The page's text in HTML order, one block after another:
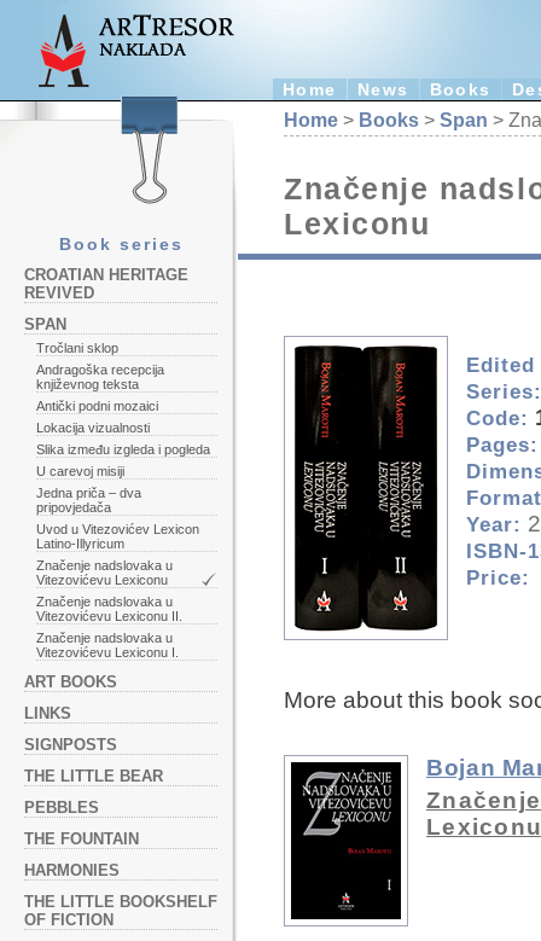
Home News Books
Book series
CROATIAN HERITAGE
REVIVED
SPAN
Tročlani sklop
Andragoška recepcija
književnog teksta
Antički podni mozaici
Lokacija vizualnosti
Slika između izgleda i pogleda
U carevoj misiji
Jedna priča – dva
pripovjedača
Uvod u Vitezovićev Lexicon
Latino-Illyricum
Značenje nadslovaka u
Vitezovićevu Lexiconu
Značenje nadslovaka u
Vitezovićevu Lexiconu II.
Značenje nadslovaka u
Vitezovićevu Lexiconu I.
ART BOOKS
LINKS
SIGNPOSTS
THE LITTLE BEAR
PEBBLES
THE FOUNTAIN
HARMONIES
THE LITTLE BOOKSHELF
OF FICTION
Home > Books > Span >
Značenje
Lexiconu
Edited
Series:
Code:
Pages:
Year:
ISBN-
Price:
More about this book
Bojan